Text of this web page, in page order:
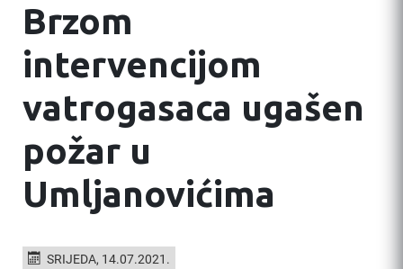
Brzom
intervencijom
vatrogasaca ugašen
požar u
Umljanovićima
SRIJEDA, 14.07.2021.